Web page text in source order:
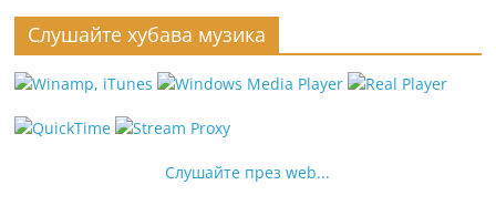
Слушайте хубава музика
Слушайте през web...